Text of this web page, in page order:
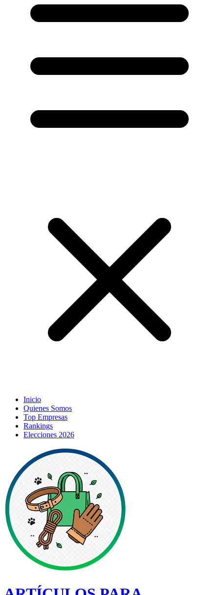
Inicio
Quienes Somos
Top Empresas
Rankings
Elecciones 2026